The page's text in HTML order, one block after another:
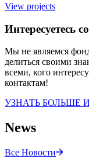
View projects
Интересуетесь
Мы не являемся
делиться своими
всеми, кого
контактам!
УЗНАТЬ БОЛЬШЕ
News
Все Новости